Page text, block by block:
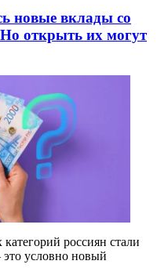
новые вклады со
открыть их могут
россиян стали
условно новый